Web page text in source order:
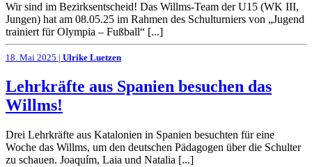
Wir sind im Bezirksentscheid! Das Willms-Team der U15 (WK III,
Jungen) hat am 08.05.25 im Rahmen des Schulturniers von „Jugend
trainiert für Olympia – Fußball“ [...]
18. Mai 2025 | Ulrike Luetzen
Lehrkräfte aus Spanien besuchen das
Willms!
Drei Lehrkräfte aus Katalonien in Spanien besuchten für eine
Woche das Willms, um den deutschen Pädagogen über die Schulter
zu schauen. Joaquím, Laia und Natalia [...]